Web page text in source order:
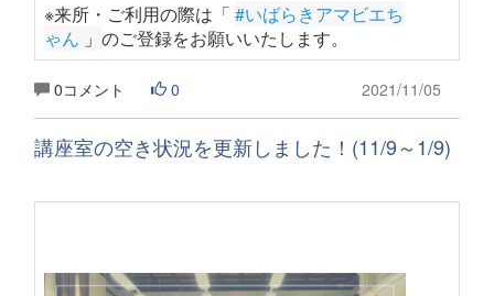
※来所・ご利用の際は「 #いばらきアマビエち
ゃん 」 のご登録をお願いいたします。
0コメント 0 2021/11/05
講座室の空き状況を更新しました！(11/9～1/9)